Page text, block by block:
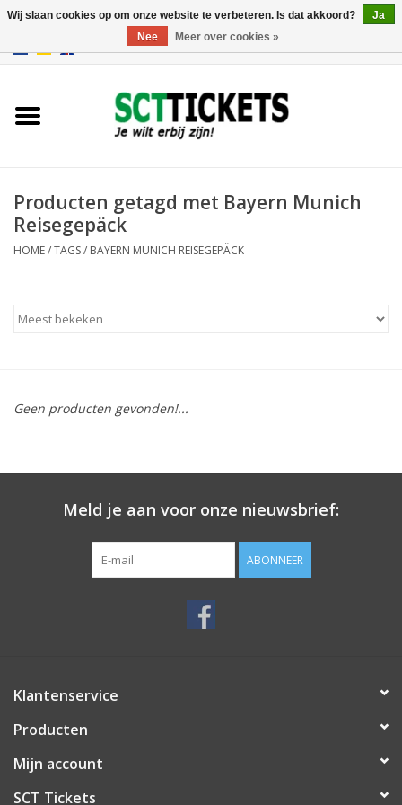
Producten getagd met Bayern Munich
Reisegepäck
HOME/TAGS/ BAYERN MUNICH REISEGEPÄCK
Geen producten gevonden!...
Meld je aan voor onze nieuwsbrief:
ABONNEER
Klantenservice
Producten
Mijn account
SCT Tickets
Wij slaan cookies op om onze website te verbeteren. Is dat akkoord?
Ja
Nee
Meer over cookies »